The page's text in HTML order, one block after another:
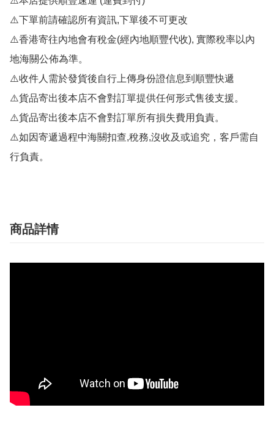
⚠️下單前請確認所有資訊,下單後不可更改
⚠️香港寄往內地會有稅金(經內地順豐代收), 實際稅率以內
地海關公佈為準。
⚠️收件人需於發貨後自行上傳身份證信息到順豐快遞
⚠️貨品寄出後本店不會對訂單提供任何形式售後支援。
⚠️貨品寄出後本店不會對訂單所有損失費用負責。
⚠️如因寄遞過程中海關扣查,稅務,沒收及或追究，客戶需自
行負責。
商品詳情